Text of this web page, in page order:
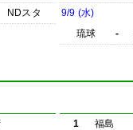
NDスタ
9/9 (水)
琉球
-
1 福島